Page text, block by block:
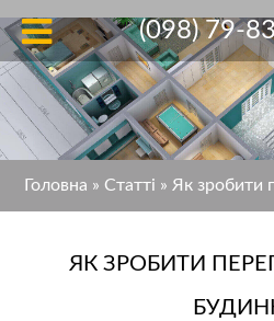
Головна » Статті » Як зробити
ЯК ЗРОБИТИ
(098) 79-